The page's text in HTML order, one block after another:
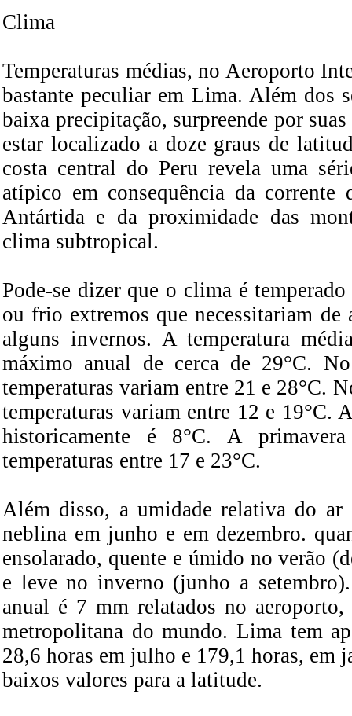
Clima
Temperaturas médias, no Aeroporto
bastante peculiar em Lima. Além dos
baixa precipitação, surpreende por
estar localizado a doze graus de
costa central do Peru revela uma
atípico em consequência da
Antártida e da proximidade das
clima subtropical.
Pode-se dizer que o clima é
ou frio extremos que necessitariam de
alguns invernos. A temperatura
máximo anual de cerca de 29°C.
temperaturas variam entre 21 e 28°C.
temperaturas variam entre 12 e 19°C.
historicamente é 8°C. A
temperaturas entre 17 e 23°C.
Além disso, a umidade relativa do ar
neblina em junho e em dezembro.
ensolarado, quente e úmido no verão
e leve no inverno (junho a
anual é 7 mm relatados no
metropolitana do mundo. Lima tem
28,6 horas em julho e 179,1 horas, em
baixos valores para a latitude.